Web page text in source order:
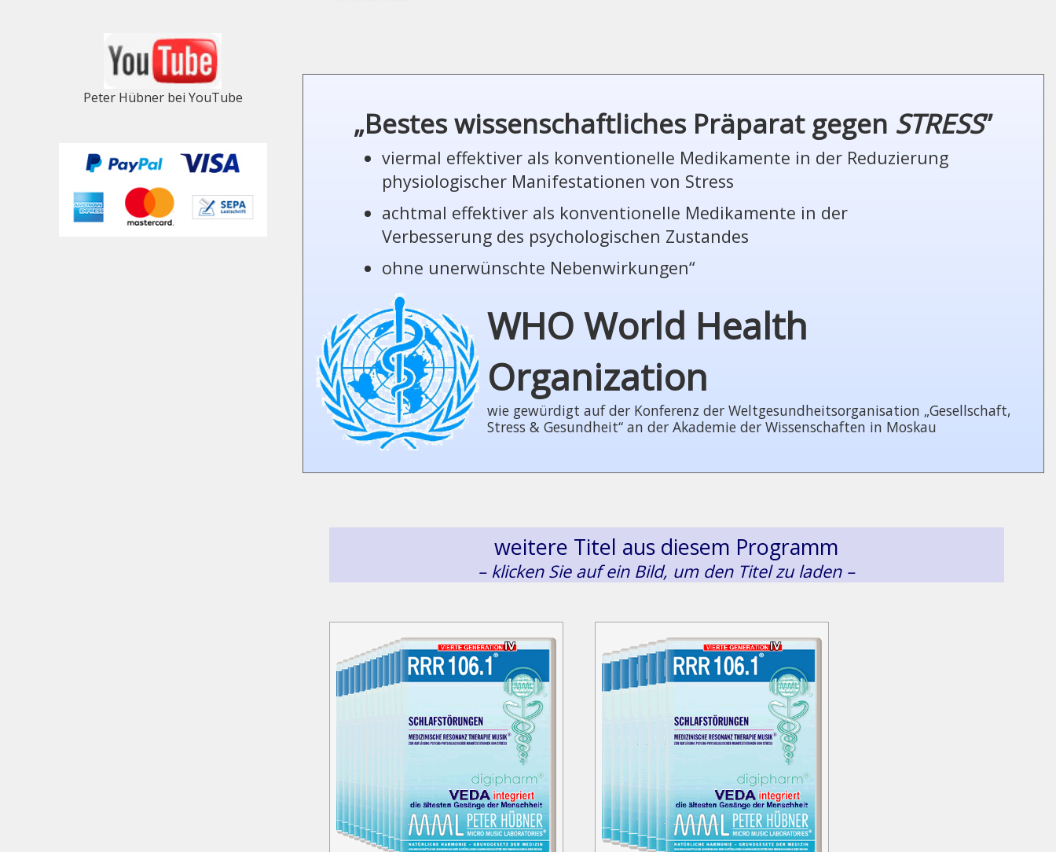
Peter Hübner bei YouTube
„Bestes wissenschaftliches Präparat gegen STRESS”
viermal effektiver als konventionelle Medikamente in der Reduzierung
phy­sio­lo­gi­scher Manifestationen von Stress
achtmal effektiver als konventionelle Medikamente in der
Verbesserung des psychologischen Zustandes
ohne unerwünschte Nebenwirkungen“
WHO World Health
Organization
wie gewürdigt auf der Konferenz der Welt­ge­sund­heits­or­ga­ni­sa­tion „Gesellschaft,
Stress & Gesundheit“ an der Akademie der Wissenschaften in Moskau
weitere Titel aus diesem Programm
– klicken Sie auf ein Bild, um den Titel zu laden –